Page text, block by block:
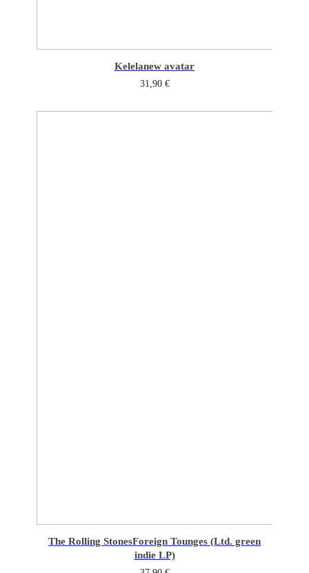
Kelelanew avatar
31,90 €
The Rolling StonesForeign Tounges (Ltd. green
indie LP)